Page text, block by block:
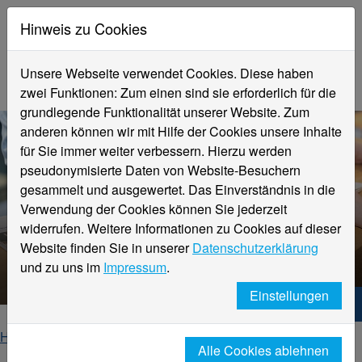
Veranstaltungsdetails
Hochschule Niederrhein. Dein Weg.
Home
Veranstaltungen
Hinweis zu Cookies
Unsere Webseite verwendet Cookies. Diese haben
zwei Funktionen: Zum einen sind sie erforderlich für die
grundlegende Funktionalität unserer Website. Zum
anderen können wir mit Hilfe der Cookies unsere Inhalte
für Sie immer weiter verbessern. Hierzu werden
pseudonymisierte Daten von Website-Besuchern
gesammelt und ausgewertet. Das Einverständnis in die
Verwendung der Cookies können Sie jederzeit
widerrufen. Weitere Informationen zu Cookies auf dieser
Website finden Sie in unsererDatenschutzerklärung
und zu uns im Impressum.
Einstellungen
Alle Cookies ablehnen